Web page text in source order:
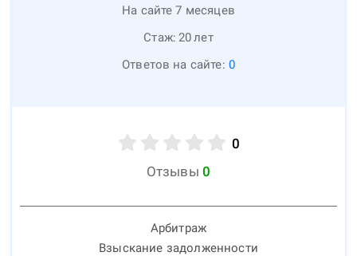
На сайте 7 месяцев
Стаж: 20лет
Ответов на сайте: 0
0
Отзывы 0
Арбитраж
Взыскание задолженности